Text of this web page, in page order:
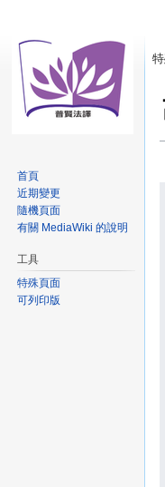
首頁
近期變更
隨機頁面
有關 MediaWiki 的說明
工具
特殊頁面
可列印版